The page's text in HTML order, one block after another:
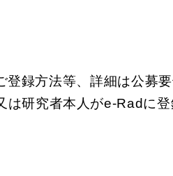
録方法等、詳細は公募
は研究者本人がe-Radに